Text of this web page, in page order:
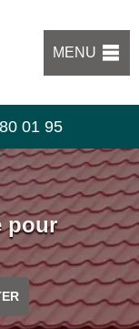
MENU
01 95
pour